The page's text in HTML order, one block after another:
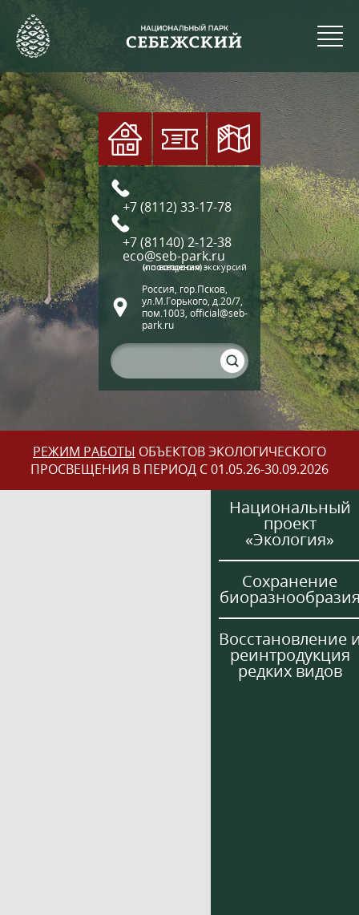
+7 (8112) 33-17-78
+7 (81140) 2-12-38
eco@seb-park.ru
(по вопросам экскурсий и посещения)
Россия, гор.Псков,
ул.М.Горького, д.20/7,
пом.1003, official@seb-
park.ru
РЕЖИМ РАБОТЫ ОБЪЕКТОВ ЭКОЛОГИЧЕСКОГО
ПРОСВЕЩЕНИЯ В ПЕРИОД С 01.05.26-30.09.2026
Национальный
проект
«Экология»
Сохранение
Восстановление
реинтродукция
редких видов